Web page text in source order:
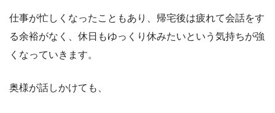
仕事が忙しくなったこともあり、帰宅後は疲れて会話をす
る余裕がなく、休日もゆっくり休みたいという気持ちが強
くなっていきます。
奥様が話しかけても、